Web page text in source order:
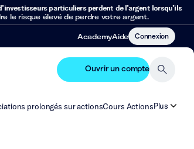
particuliers perdent de l’argent lorsqu’ils
le risque élevé de perdre votre argent.
AcademyAide Connexion
Ouvrir un compte
prolongés sur actionsCours ActionsPlus